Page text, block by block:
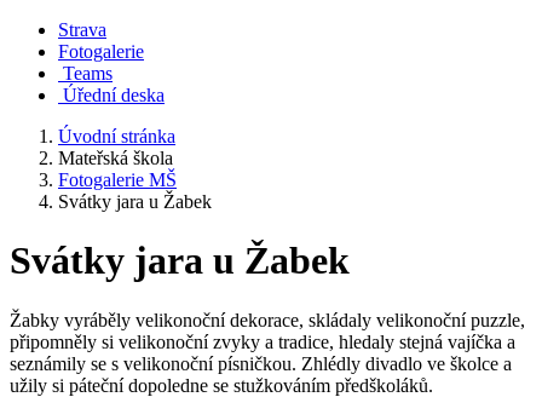
Strava
Fotogalerie
Teams
Úřední deska
Úvodní stránka
Mateřská škola
Fotogalerie MŠ
Svátky jara u Žabek
Svátky jara u Žabek
Žabky vyráběly velikonoční dekorace, skládaly velikonoční puzzle,
připomněly si velikonoční zvyky a tradice, hledaly stejná vajíčka a
seznámily se s velikonoční písničkou. Zhlédly divadlo ve školce a
užily si páteční dopoledne se stužkováním předškoláků.